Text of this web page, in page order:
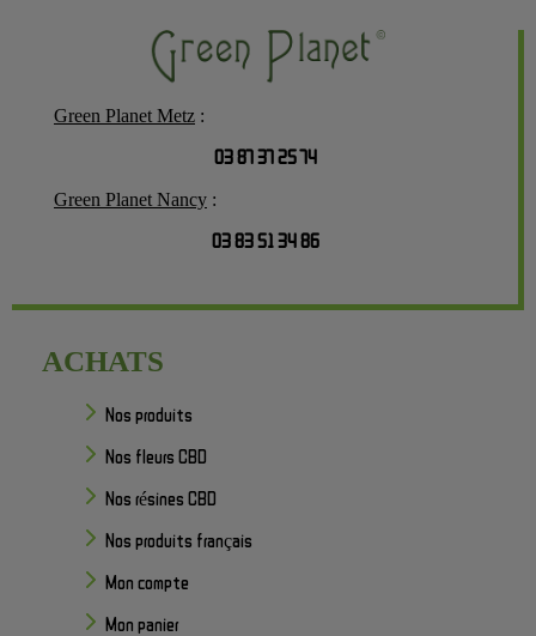
Green Planet Metz :
03 87 37 25 74
Green Planet Nancy :
03 83 51 34 86
ACHATS
Nos produits
Nos fleurs CBD
Nos résines CBD
Nos produits français
Mon compte
Mon panier